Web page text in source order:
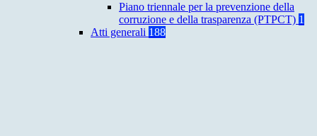
Piano triennale per la prevenzione della
corruzione e della trasparenza (PTPCT) 1
Atti generali 188